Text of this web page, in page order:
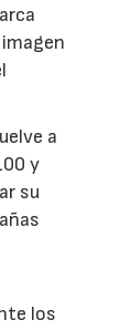
a
y
su
los